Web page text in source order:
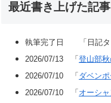
最近書き上げた記事
執筆完了日 「日記タ
2026/07/13 「 登山部
2026/07/10 「 ダベンポ
2026/07/10 「 オーシ